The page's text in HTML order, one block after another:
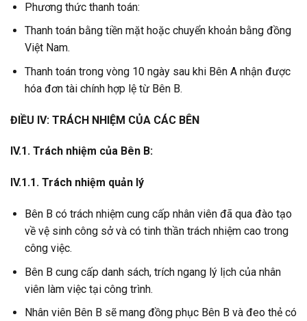
Phương thức thanh toán:
Thanh toán bằng tiền mặt hoặc chuyển khoản bằng đồng
Việt Nam.
Thanh toán trong vòng 10 ngày sau khi Bên A nhận được
hóa đơn tài chính hợp lệ từ Bên B.
ĐIỀU IV: TRÁCH NHIỆM CỦA CÁC BÊN
IV.1. Trách nhiệm của Bên B:
IV.1.1. Trách nhiệm quản lý
Bên B có trách nhiệm cung cấp nhân viên đã qua đào tạo
về vệ sinh công sở và có tinh thần trách nhiệm cao trong
công việc.
Bên B cung cấp danh sách, trích ngang lý lịch của nhân
viên làm việc tại công trình.
Nhân viên Bên B sẽ mang đồng phục Bên B và đeo thẻ có